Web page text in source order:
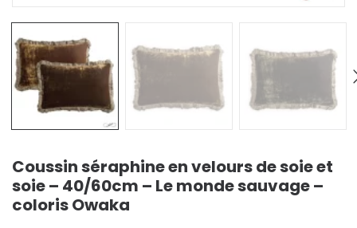
Coussin séraphine en velours de soie et
soie – 40/60cm – Le monde sauvage –
coloris Owaka